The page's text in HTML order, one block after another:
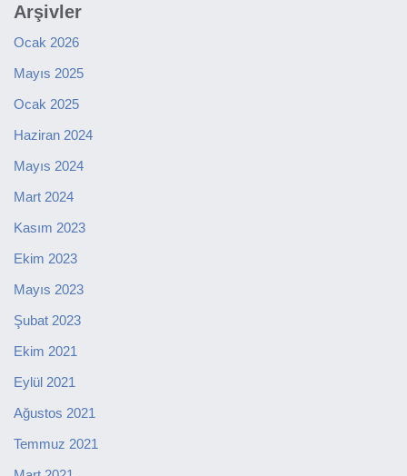
Arşivler
Ocak 2026
Mayıs 2025
Ocak 2025
Haziran 2024
Mayıs 2024
Mart 2024
Kasım 2023
Ekim 2023
Mayıs 2023
Şubat 2023
Ekim 2021
Eylül 2021
Ağustos 2021
Temmuz 2021